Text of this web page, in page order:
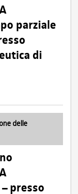
parziale
di
delle
– presso